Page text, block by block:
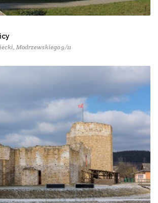
Modrzewskiego 9/11